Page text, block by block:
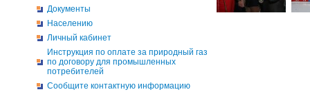
Документы
Населению
Личный кабинет
Инструкция по оплате за природный газ
по договору для промышленных
потребителей
Сообщите контактную информацию